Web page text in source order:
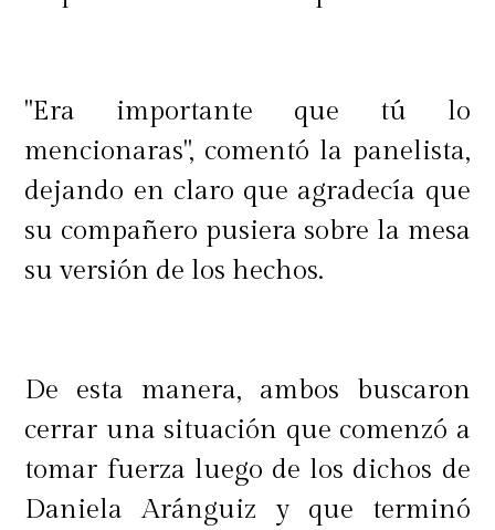
"Era importante que tú lo
mencionaras", comentó la panelista,
dejando en claro que agradecía que
su compañero pusiera sobre la mesa
su versión de los hechos.
De esta manera, ambos buscaron
cerrar una situación que comenzó a
tomar fuerza luego de los dichos de
Daniela Aránguiz y que terminó